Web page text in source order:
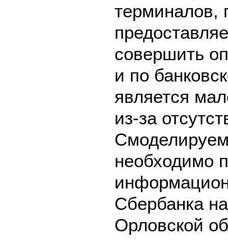
терминалов,
совершить
и по
является
из-за
необходимо
Сбербанка
Орловской